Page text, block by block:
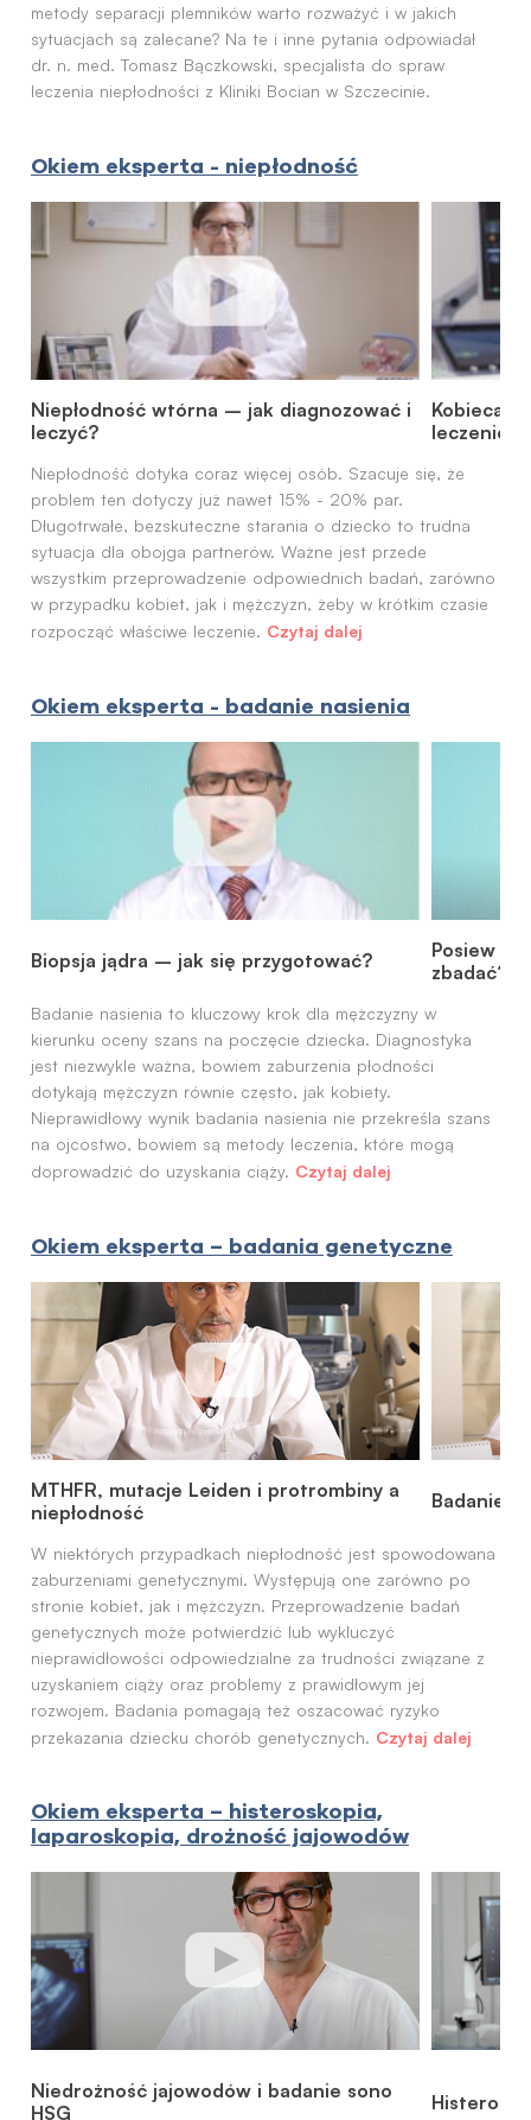
metody separacji plemników warto rozważyć i w jakich
sytuacjach są zalecane? Na te i inne pytania odpowiadał
dr. n. med. Tomasz Bączkowski, specjalista do spraw
leczenia niepłodności z Kliniki Bocian w Szczecinie.
Okiem eksperta - niepłodność
Niepłodność wtórna – jak diagnozować i
leczyć?
Kobieca
leczenie
Niepłodność dotyka coraz więcej osób. Szacuje się, że
problem ten dotyczy już nawet 15% - 20% par.
Długotrwałe, bezskuteczne starania o dziecko to trudna
sytuacja dla obojga partnerów. Ważne jest przede
wszystkim przeprowadzenie odpowiednich badań, zarówno
w przypadku kobiet, jak i mężczyzn, żeby w krótkim czasie
rozpocząć właściwe leczenie. Czytaj dalej
Okiem eksperta - badanie nasienia
Biopsja jądra – jak się przygotować?
Posiew
zbadać?
Badanie nasienia to kluczowy krok dla mężczyzny w
kierunku oceny szans na poczęcie dziecka. Diagnostyka
jest niezwykle ważna, bowiem zaburzenia płodności
dotykają mężczyzn równie często, jak kobiety.
Nieprawidłowy wynik badania nasienia nie przekreśla szans
na ojcostwo, bowiem są metody leczenia, które mogą
doprowadzić do uzyskania ciąży. Czytaj dalej
Okiem eksperta – badania genetyczne
MTHFR, mutacje Leiden i protrombiny a
niepłodność
Badanie
W niektórych przypadkach niepłodność jest spowodowana
zaburzeniami genetycznymi. Występują one zarówno po
stronie kobiet, jak i mężczyzn. Przeprowadzenie badań
genetycznych może potwierdzić lub wykluczyć
nieprawidłowości odpowiedzialne za trudności związane z
uzyskaniem ciąży oraz problemy z prawidłowym jej
rozwojem. Badania pomagają też oszacować ryzyko
przekazania dziecku chorób genetycznych. Czytaj dalej
Okiem eksperta – histeroskopia,
laparoskopia, drożność jajowodów
Niedrożność jajowodów i badanie sono
HSG